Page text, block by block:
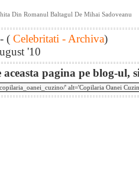
Din Romanul Baltagul De Mihai Sadoveanu
- ( Celebritati - Archiva)
'10
pagina pe blog-ul,